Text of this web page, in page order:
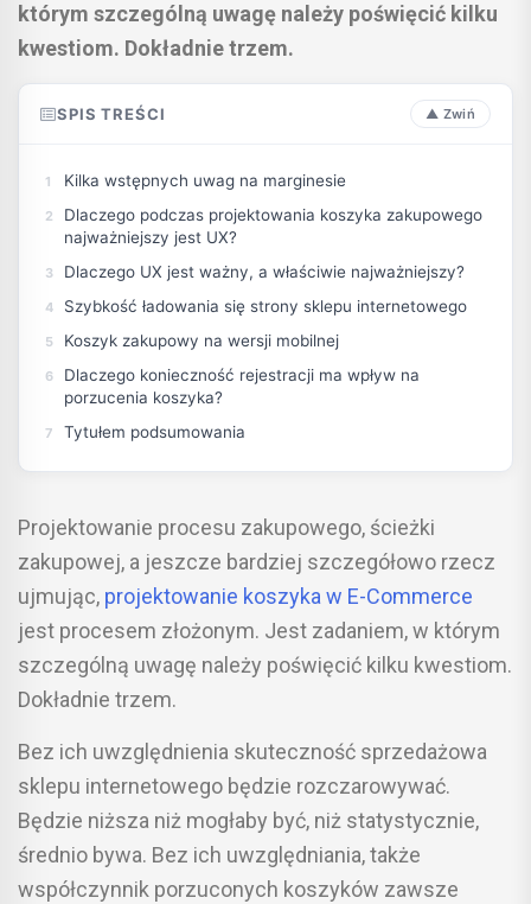
którym szczególną uwagę należy poświęcić kilku
kwestiom. Dokładnie trzem.
SPIS TREŚCI
Kilka wstępnych uwag na marginesie
Dlaczego podczas projektowania koszyka zakupowego
najważniejszy jest UX?
Dlaczego UX jest ważny, a właściwie najważniejszy?
Szybkość ładowania się strony sklepu internetowego
Koszyk zakupowy na wersji mobilnej
Dlaczego konieczność rejestracji ma wpływ na
porzucenia koszyka?
Tytułem podsumowania
Projektowanie procesu zakupowego, ścieżki
zakupowej, a jeszcze bardziej szczegółowo rzecz
ujmując, projektowanie koszyka w E-Commerce
jest procesem złożonym. Jest zadaniem, w którym
szczególną uwagę należy poświęcić kilku kwestiom.
Dokładnie trzem.
Bez ich uwzględnienia skuteczność sprzedażowa
sklepu internetowego będzie rozczarowywać.
Będzie niższa niż mogłaby być, niż statystycznie,
średnio bywa. Bez ich uwzględniania, także
współczynnik porzuconych koszyków zawsze